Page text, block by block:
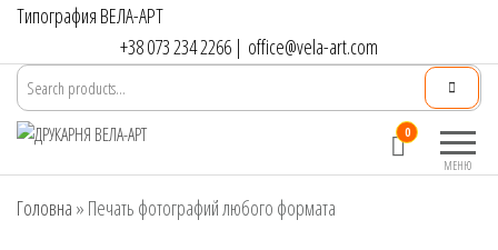
Перейти
контенту
Типография ВЕЛА-АРТ
+38 073 234 2266 | office@vela-art.com
ВЕЛА-АРТ
широкоформатний
друк. Замовлення
МЕНЮ
0
Головна » Печать фотографий любого формата